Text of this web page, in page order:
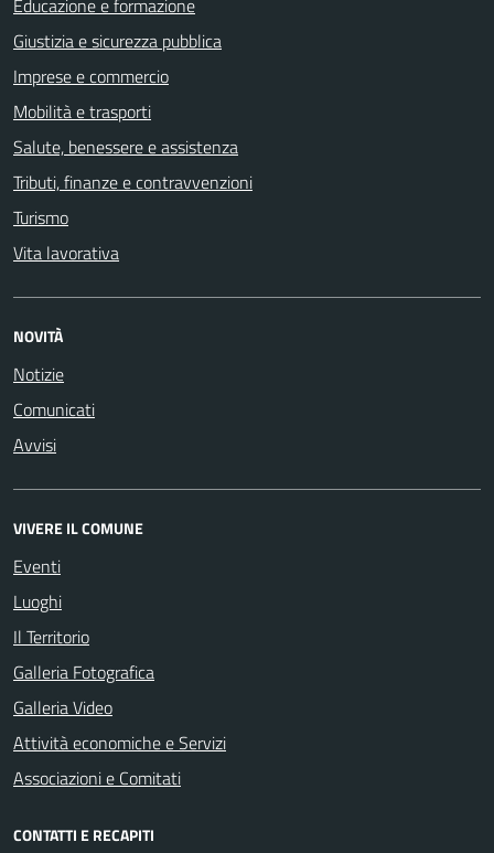
Educazione e formazione
Giustizia e sicurezza pubblica
Imprese e commercio
Mobilità e trasporti
Salute, benessere e assistenza
Tributi, finanze e contravvenzioni
Turismo
Vita lavorativa
NOVITÀ
Notizie
Comunicati
Avvisi
VIVERE IL COMUNE
Eventi
Luoghi
Il Territorio
Galleria Fotografica
Galleria Video
Attività economiche e Servizi
Associazioni e Comitati
CONTATTI E RECAPITI